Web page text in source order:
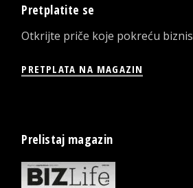
Pretplatite se
Otkrijte priče koje pokreću biznis
PRETPLATA NA MAGAZIN
Prelistaj magazin